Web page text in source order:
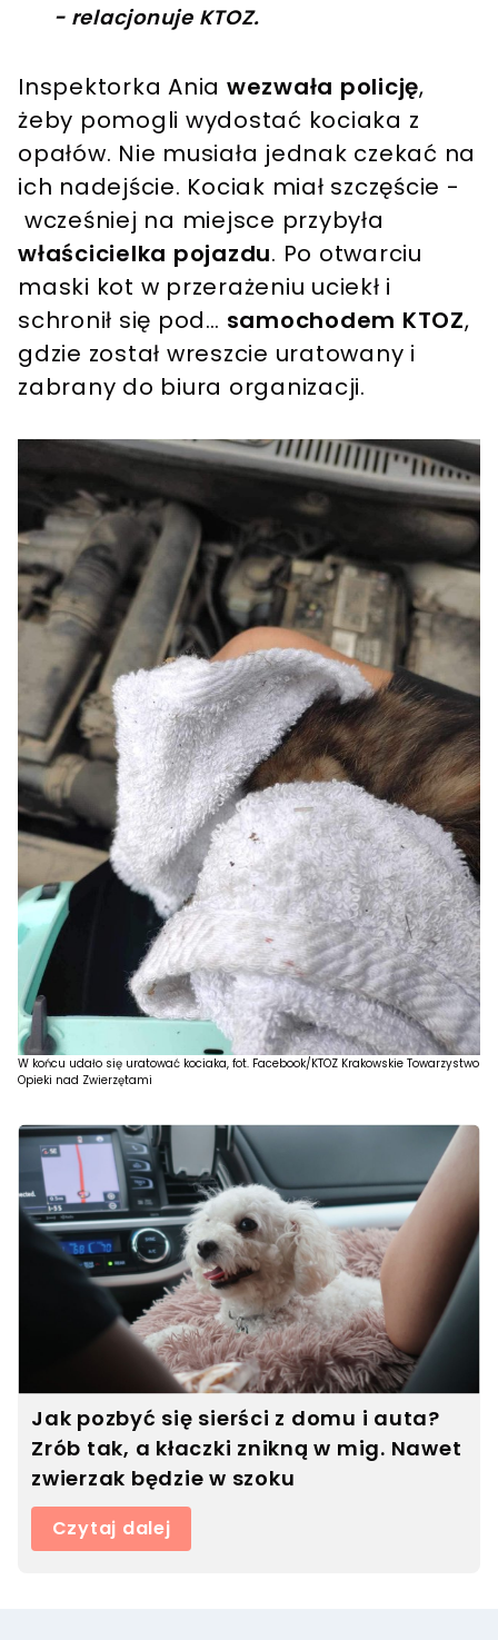
- relacjonuje KTOZ.
Inspektorka Ania wezwała policję,
żeby pomogli wydostać kociaka z
opałów. Nie musiała jednak czekać na
ich nadejście. Kociak miał szczęście -
wcześniej na miejsce przybyła
właścicielka pojazdu. Po otwarciu
maski kot w przerażeniu uciekł i
schronił się pod… samochodem KTOZ,
gdzie został wreszcie uratowany i
zabrany do biura organizacji.
W końcu udało się uratować kociaka, fot. Facebook/KTOZ Krakowskie Towarzystwo
Opieki nad Zwierzętami
Jak pozbyć się sierści z domu i auta?
Zrób tak, a kłaczki znikną w mig. Nawet
zwierzak będzie w szoku
Czytaj dalej